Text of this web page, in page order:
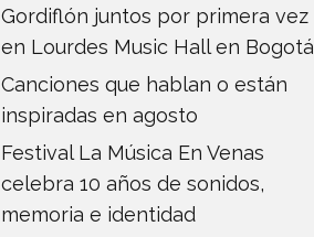
Gordiflón juntos por primera vez
en Lourdes Music Hall en Bogotá
Canciones que hablan o están
inspiradas en agosto
Festival La Música En Venas
celebra 10 años de sonidos,
memoria e identidad